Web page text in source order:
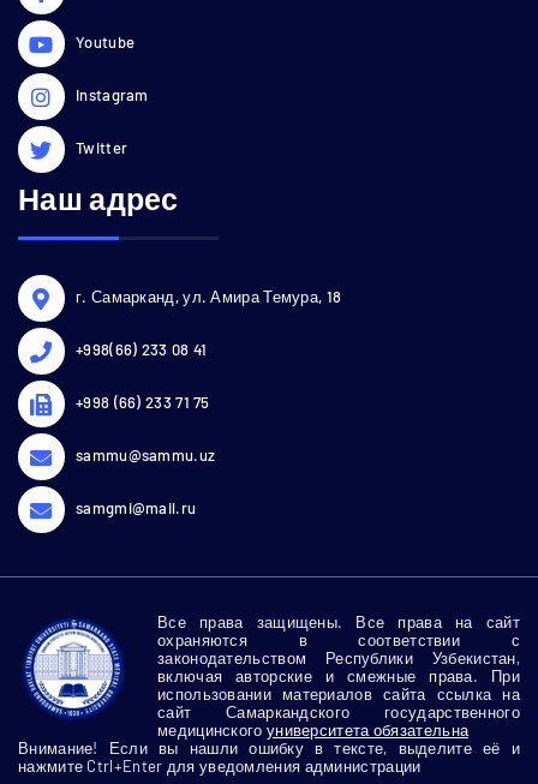
Youtube
Instagram
Twitter
Наш адрес
г. Самарканд, ул. Амира Темура, 18
+998(66) 233 08 41
+998 (66) 233 71 75
sammu@sammu.uz
samgmi@mail.ru
Все права защищены. Все права на сайт
охраняются в соответствии с
законодательством Республики Узбекистан,
включая авторские и смежные права. При
использовании материалов сайта ссылка на
сайт Самаркандского государственного
медицинского университета обязательна
Внимание! Если вы нашли ошибку в тексте, выделите её и
нажмите Ctrl+Enter для уведомления администрации